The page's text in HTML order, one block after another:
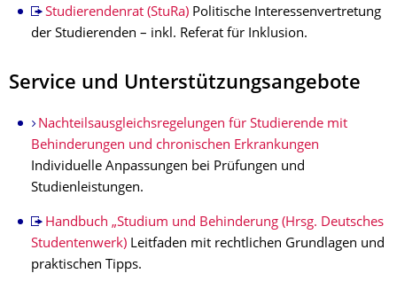
Studierendenrat (StuRa)Politische Interessenvertretung
der Studierenden – inkl. Referat für Inklusion.
Service und Unterstützungsangebote
Nachteilsausgleichsregelungen für Studierende mit
Behinderungen und chronischen Erkrankungen
Individuelle Anpassungen bei Prüfungen und
Studienleistungen.
Handbuch „Studium und Behinderung (Hrsg. Deutsches
Studentenwerk) Leitfaden mit rechtlichen Grundlagen und
praktischen Tipps.